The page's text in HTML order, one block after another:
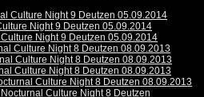
Culture Night 9 Deutzen 05.09.2014
Night 9 Deutzen 05.09.2014
Night 9 Deutzen 05.09.2014
Culture Night 8 Deutzen 08.09.2013
Culture Night 8 Deutzen 08.09.2013
Culture Night 8 Deutzen 08.09.2013
Culture Night 8 Deutzen 08.09.2013
Culture Night 8 Deutzen